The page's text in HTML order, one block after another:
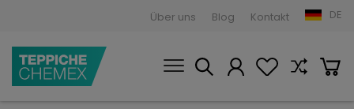
Über uns Blog Kontakt DE